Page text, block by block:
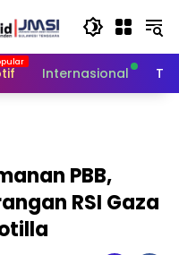
Internasional
PBB,
RSI Gaza